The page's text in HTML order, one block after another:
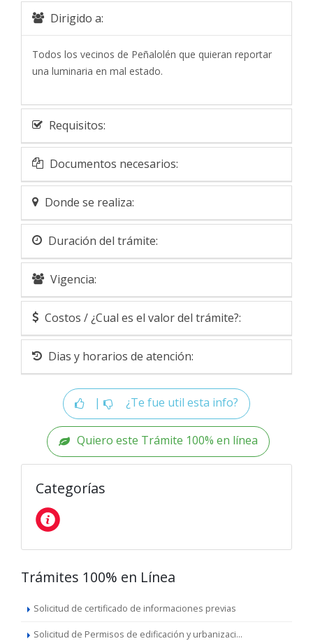
Dirigido a:
Todos los vecinos de Peñalolén que quieran reportar
una luminaria en mal estado.
Requisitos:
Documentos necesarios:
Donde se realiza:
Duración del trámite:
Vigencia:
Costos / ¿Cual es el valor del trámite?:
Dias y horarios de atención:
| ¿Te fue util esta info?
Quiero este Trámite 100% en línea
Categorías
Trámites 100% en Línea
Solicitud de certificado de informaciones previas
Solicitud de Permisos de edificación y urbanizaci...